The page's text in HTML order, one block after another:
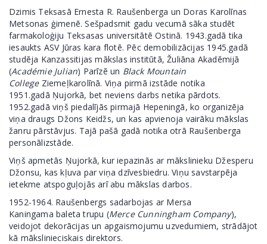
Dzimis Teksasā Ernesta R. Raušenberga un Doras Karolīnas
Metsonas ģimenē. Sešpadsmit gadu vecumā sāka studēt
farmakoloģiju Teksasas universitātē Ostinā. 1943.gadā tika
iesaukts ASV Jūras kara flotē. Pēc demobilizācijas 1945.gadā
studēja Kanzassitijas mākslas institūtā, Žuliāna Akadēmijā
(Académie Julian) Parīzē un Black Mountain
CollegeZiemeļkarolīnā. Viņa pirmā izstāde notika
1951.gadā Ņujorkā, bet neviens darbs netika pārdots.
1952.gadā viņš piedalījās pirmajā Hepeningā, ko organizēja
viņa draugs Džons Keidžs, un kas apvienoja vairāku mākslas
žanru pārstāvjus. Tajā pašā gadā notika otrā Raušenberga
personālizstāde.
Viņš apmetās Ņujorkā, kur iepazinās ar mākslinieku Džesperu
Džonsu, kas kļuva par viņa dzīvesbiedru. Viņu savstarpēja
ietekme atspoguļojās arī abu mākslas darbos.
1952-1964. Raušenbergs sadarbojas ar Mersa
Kaningama baleta trupu (Merce Cunningham Company),
veidojot dekorācijas un apgaismojumu uzvedumiem, strādājot
kā mākslinieciskais direktors.